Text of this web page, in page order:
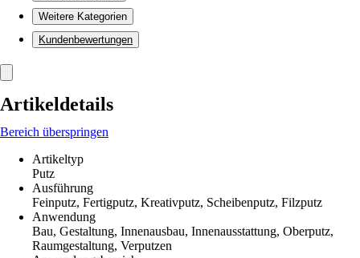
Weitere Kategorien
Kundenbewertungen
Artikeldetails
Bereich überspringen
Artikeltyp
Putz
Ausführung
Feinputz, Fertigputz, Kreativputz, Scheibenputz, Filzputz
Anwendung
Bau, Gestaltung, Innenausbau, Innenausstattung, Oberputz,
Raumgestaltung, Verputzen